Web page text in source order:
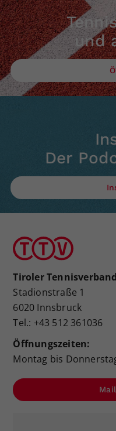
und
Der
Tiroler Tennisverband
Stadionstraße 1
6020 Innsbruck
Tel.: +43 512 361036
Öffnungszeiten:
Montag bis